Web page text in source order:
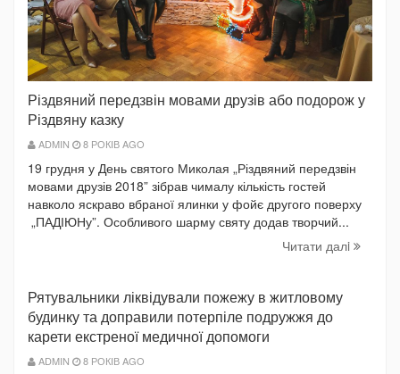
Різдвяний передзвін мовами друзів або подорож у
Різдвяну казку
ADMIN 8 РОКІВ AGO
19 грудня у День святого Миколая „Різдвяний передзвін
мовами друзів 2018” зібрав чималу кількість гостей
навколо яскраво вбраної ялинки у фойє другого поверху
„ПАДІЮНу”. Особливого шарму святу додав творчий...
Читати далi
Рятувальники ліквідували пожежу в житловому
будинку та доправили потерпіле подружжя до
карети екстреної медичної допомоги
ADMIN 8 РОКІВ AGO